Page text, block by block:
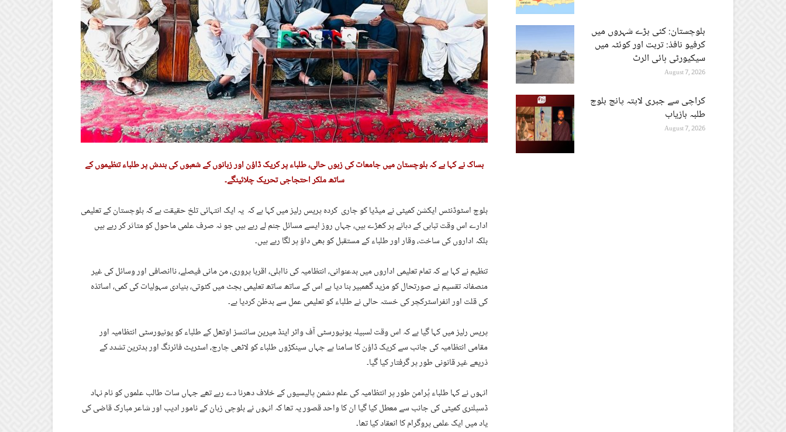
بساک نے کہا ہے کہ بلوچستان میں جامعات کی زبوں حالی، طلباء پر کریک ڈاؤن اور زبانوں کے شعبوں کی بندش پر طلباء تنظیموں کے
ساتھ ملکر احتجاجی تحریک چلائینگے۔
بلوچ اسٹوڈنٹس ایکشن کمیٹی نے میڈیا کو جاری کردہ پریس رلیز میں کہا ہے کہ یہ ایک انتہائی تلخ حقیقت ہے کہ بلوچستان کے تعلیمی
ادارے اس وقت تباہی کے دہانے پر کھڑے ہیں، جہاں روز ایسے مسائل جنم لے رہے ہیں جو نہ صرف علمی ماحول کو متاثر کر رہے ہیں
بلکہ اداروں کی ساخت، وقار اور طلباء کے مستقبل کو بھی داؤ پر لگا رہے ہیں۔
تنظیم نے کہا ہے کہ تمام تعلیمی اداروں میں بدعنوانی، انتظامیہ کی نااہلی، اقربا پروری، من مانی فیصلے، ناانصافی اور وسائل کی غیر
منصفانہ تقسیم نے صورتحال کو مزید گھمبیر بنا دیا ہے اس کے ساتھ ساتھ تعلیمی بجٹ میں کٹوتی، بنیادی سہولیات کی کمی، اساتذہ
کی قلت اور انفراسٹرکچر کی خستہ حالی نے طلباء کو تعلیمی عمل سے بدظن کردیا ہے۔
پریس رلیز میں کہا گیا ہے کہ اس وقت لسبیلہ یونیورسٹی آف واٹر اینڈ میرین سائنسز اوتھل کے طلباء کو یونیورسٹی انتظامیہ اور
مقامی انتظامیہ کی جانب سے کریک ڈاؤن کا سامنا ہے جہاں سینکڑوں طلباء کو لاٹھی چارج، اسٹریٹ فائرنگ اور بدترین تشدد کے
ذریعے غیر قانونی طور پر گرفتار کیا گیا۔
انہوں نے کہا طلباء پُرامن طور پر انتظامیہ کی علم دشمن پالیسیوں کے خلاف دھرنا دے رہے تھے جہاں سات طالب علموں کو نام نہاد
ڈسپلنری کمیٹی کی جانب سے معطل کیا گیا ان کا واحد قصور یہ تھا کہ انہوں نے بلوچی زبان کے نامور ادیب اور شاعر مبارک قاضی کی
یاد میں ایک علمی پروگرام کا انعقاد کیا تھا۔
بلوچستان: کئی بڑے شہروں میں
کرفیو نافذ: تربت اور کوئٹہ میں
سیکیورٹی ہائی الرٹ
August 7, 2026
کراچی سے جبری لاپتہ پانچ بلوچ
طلبہ بازیاب
August 7, 2026